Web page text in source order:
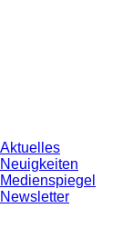
Aktuelles
Neuigkeiten
Medienspiegel
Newsletter